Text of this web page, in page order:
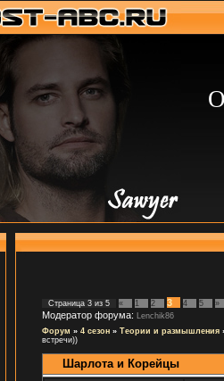
Страница 3 из 5 « 1 2 3 4 5 »
Модератор форума:
Lenchik86
Форум » 4 сезон » Теории и размышления
встречи))
Шарлота и Корейцы